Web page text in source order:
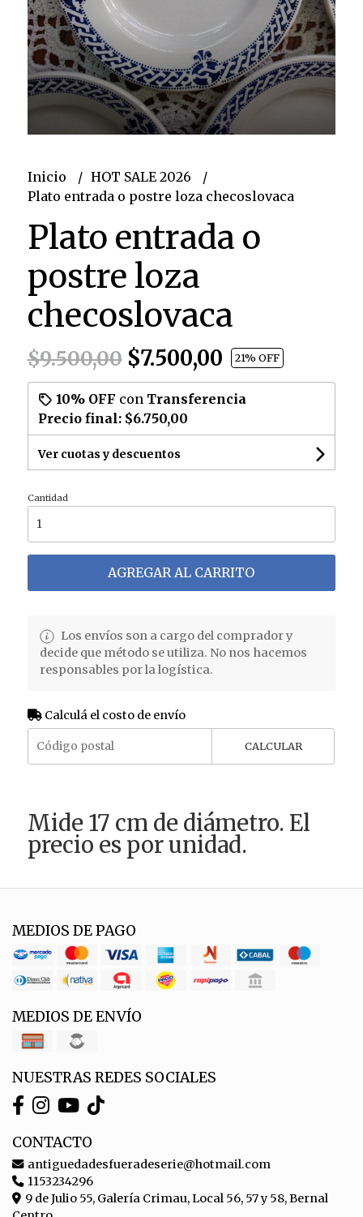
Inicio
HOT SALE 2026
Plato entrada o postre loza checoslovaca
Plato entrada o
postre loza
checoslovaca
$9.500,00$7.500,00 21% OFF
10% OFF con Transferencia
Precio final: $6.750,00
Ver cuotas y descuentos
Cantidad
AGREGAR AL CARRITO
Los envíos son a cargo del comprador y
decide que método se utiliza. No nos hacemos
responsables por la logística.
Calculá el costo de envío
CALCULAR
Mide 17 cm de diámetro. El
precio es por unidad.
MEDIOS DE PAGO
MEDIOS DE ENVÍO
NUESTRAS REDES SOCIALES
CONTACTO
antiguedadesfueradeserie@hotmail.com
1153234296
9 de Julio 55, Galería Crimau, Local 56, 57 y 58, Bernal